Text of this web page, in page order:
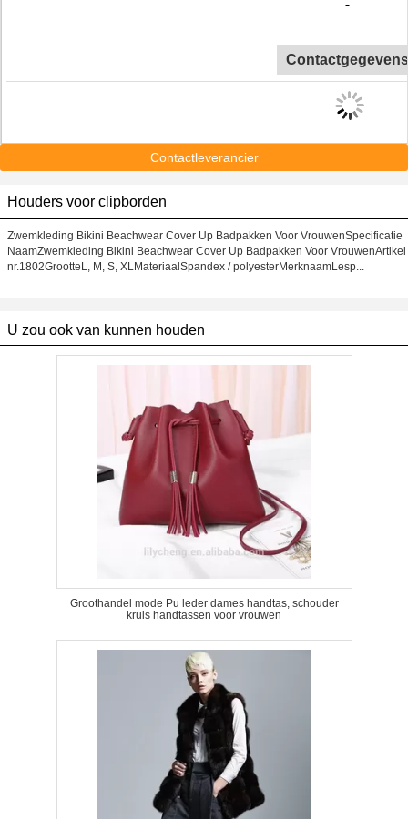
Contactgegevens
Contactleverancier
Houders voor clipborden
Zwemkleding Bikini Beachwear Cover Up Badpakken Voor VrouwenSpecificatie
NaamZwemkleding Bikini Beachwear Cover Up Badpakken Voor VrouwenArtikel
nr.1802GrootteL, M, S, XLMateriaalSpandex / polyesterMerknaamLesp...
U zou ook van kunnen houden
Groothandel mode Pu leder dames handtas, schouder
kruis handtassen voor vrouwen